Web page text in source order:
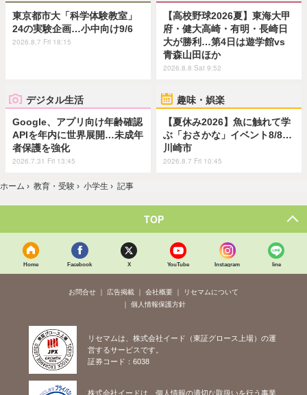
東京都市大「科学体験教室」
24の実験企画…小中向け9/6
2026.8.7 Fri 18:15
【高校野球2026夏】東海大甲
府・健大高崎・有明・長崎日
大が勝利…第4日は遊学館vs
青森山田ほか
2026.8.8 Sat 9:52
デジタル生活
Google、アプリ向け年齢確認
APIを年内に世界展開…未成年
者保護を強化
2026.7.31 Fri 13:45
趣味・娯楽
【夏休み2026】魚に触れて学
ぶ「おさかな」イベント8/8…
川崎市
2026.8.7 Fri 10:45
ホーム › 教育・受験 › 小学生 › 記事
TOP
Home Facebook X YouTube Instagram line
お問合せ 広告掲載 会社概要
リセマムについて
個人情報保護方針
リセマムは、株式会社イード（東証グロース上場）の運
営するサービスです。
証券コード：6038
株式会社イードは、個人情報の適切な取扱いを行う事業